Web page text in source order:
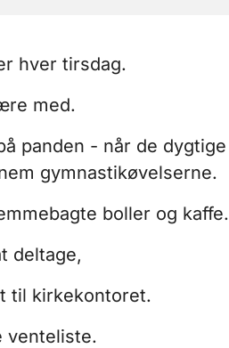
hver tirsdag.
med.
panden - når de dygtige
gymnastikøvelserne.
boller og kaffe.
deltage,
til kirkekontoret.
venteliste.